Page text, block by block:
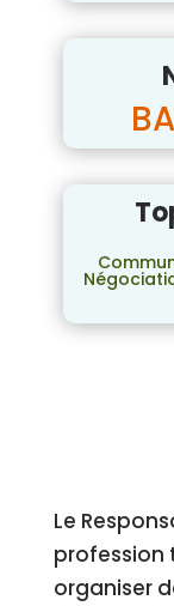
Le
profession
organiser